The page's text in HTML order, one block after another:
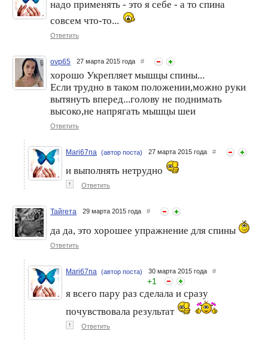
осанки
Упражнения для ягодиц Упражнения для груди
надо применять - это я себе - а то спина
совсем что-то...
Ответить
ovp65 27 марта 2015 года #
хорошо Укрепляет мышцы спины...
Если трудно в таком положении,можно руки
вытянуть вперед...голову не поднимать
высоко,не напрягать мышцы шеи
Ответить
Mari67na (автор поста) 27 марта 2015 года #
и выполнять нетрудно
↑ Ответить
Тайгета 29 марта 2015 года #
да да, это хорошее упражнение для спины
Ответить
Mari67na (автор поста) 30 марта 2015 года #
+1
я всего пару раз сделала и сразу
почувствовала результат
↑ Ответить